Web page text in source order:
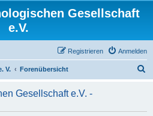
Gesellschaft
e.V.
Anmelden
Registrieren
V. Forenübersicht
h
Gesellschaft e.V. -